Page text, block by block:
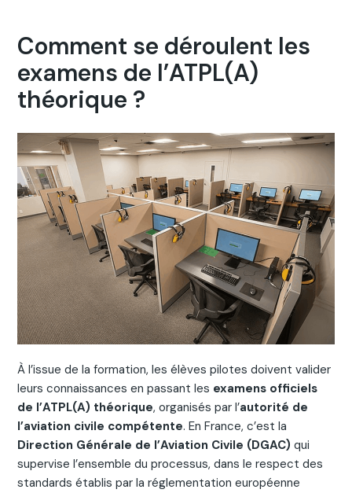
Comment se déroulent les
examens de l’ATPL(A)
théorique ?
À l’issue de la formation, les élèves pilotes doivent valider
leurs connaissances en passant les examens officiels
de l’ATPL(A) théorique, organisés par l’autorité de
l’aviation civile compétente. En France, c’est la
Direction Générale de l’Aviation Civile (DGAC) qui
supervise l’ensemble du processus, dans le respect des
standards établis par la réglementation européenne